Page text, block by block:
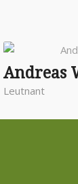
Andreas
Leutnant